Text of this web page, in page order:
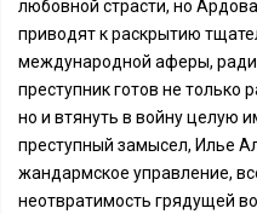
любовной страсти, но
приводят к раскрытию
международной аферы,
преступник готов не только
но и втянуть в войну целую
преступный замысел, Илье
жандармское управление,
неотвратимость грядущей